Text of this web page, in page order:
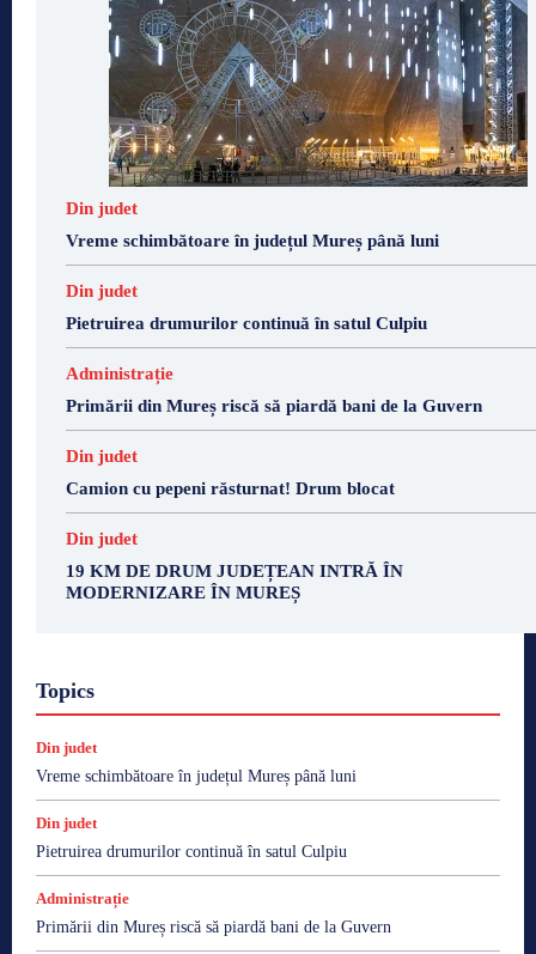
Din judet
Vreme schimbătoare în județul Mureș până luni
Din judet
Pietruirea drumurilor continuă în satul Culpiu
Administrație
Primării din Mureș riscă să piardă bani de la Guvern
Din judet
Camion cu pepeni răsturnat! Drum blocat
Din judet
19 KM DE DRUM JUDEȚEAN INTRĂ ÎN
MODERNIZARE ÎN MUREȘ
Topics
Din judet
Vreme schimbătoare în județul Mureș până luni
Din judet
Pietruirea drumurilor continuă în satul Culpiu
Administrație
Primării din Mureș riscă să piardă bani de la Guvern